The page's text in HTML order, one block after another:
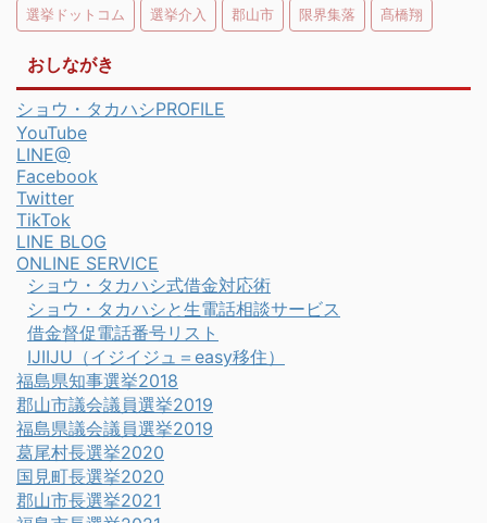
選挙ドットコム 選挙介入 郡山市 限界集落 髙橋翔
おしながき
ショウ・タカハシPROFILE
YouTube
LINE@
Facebook
Twitter
TikTok
LINE BLOG
ONLINE SERVICE
ショウ・タカハシ式借金対応術
ショウ・タカハシと生電話相談サービス
借金督促電話番号リスト
IJIIJU（イジイジュ＝easy移住）
福島県知事選挙2018
郡山市議会議員選挙2019
福島県議会議員選挙2019
葛尾村長選挙2020
国見町長選挙2020
郡山市長選挙2021